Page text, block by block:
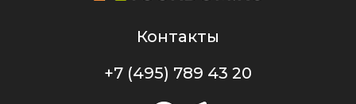
Контакты
+7 (495) 789 43 20